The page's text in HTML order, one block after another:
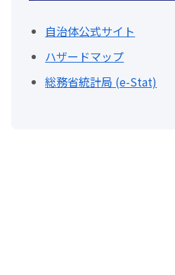
自治体公式サイト
ハザードマップ
総務省統計局 (e-Stat)